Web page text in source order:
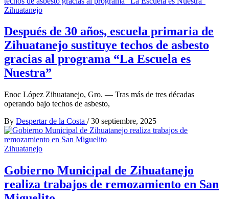
Zihuatanejo
Después de 30 años, escuela primaria de
Zihuatanejo sustituye techos de asbesto
gracias al programa “La Escuela es
Nuestra”
Enoc López Zihuatanejo, Gro. — Tras más de tres décadas
operando bajo techos de asbesto,
By Despertar de la Costa / 30 septiembre, 2025
Zihuatanejo
Gobierno Municipal de Zihuatanejo
realiza trabajos de remozamiento en San